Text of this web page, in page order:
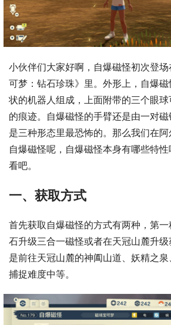
小伙伴们大家好啊，自爆磁怪初次登
可梦：钻石珍珠》里。外形上，自爆
状的机器人组成，上面附带的三个眼
的痕迹。自爆磁怪的手臂还是由一对
是三种形态里最恐怖的。那么我们在
自爆磁怪呢，自爆磁怪本身有哪些特
看吧。
一、获取方式
首先获取自爆磁怪的方式有两种，第
石升级三合一磁怪或者在天冠山麓升
是前往天冠山麓的神阖山道、妖精之泉
捕捉难度中等。